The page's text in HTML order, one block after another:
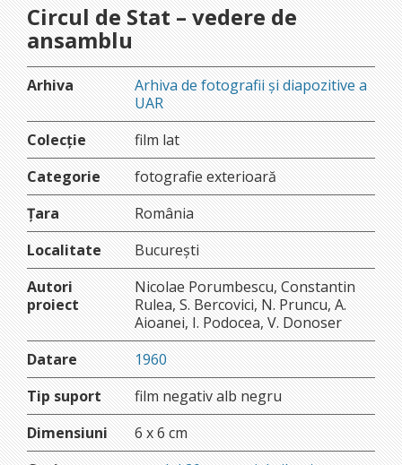
Circul de Stat – vedere de
ansamblu
Arhiva
Arhiva de fotografii și diapozitive a
UAR
Colecție
film lat
Categorie
fotografie exterioară
Țara
România
Localitate
București
Autori
proiect
Nicolae Porumbescu, Constantin
Rulea, S. Bercovici, N. Pruncu, A.
Aioanei, I. Podocea, V. Donoser
Datare
1960
Tip suport
film negativ alb negru
Dimensiuni
6 x 6 cm